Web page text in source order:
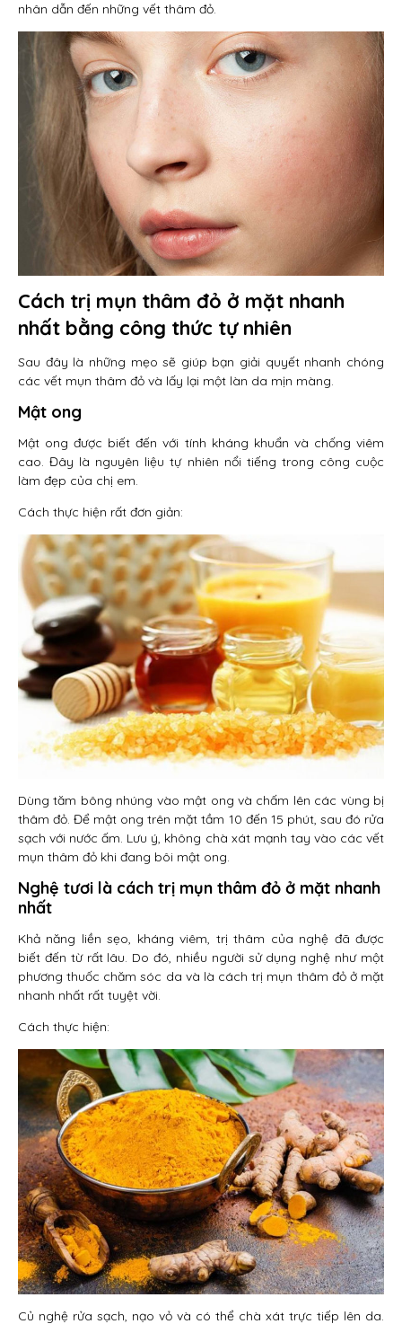
nhân dẫn đến những vết thâm đỏ.
Cách trị mụn thâm đỏ ở mặt nhanh
nhất bằng công thức tự nhiên
Sau đây là những mẹo sẽ giúp bạn giải quyết nhanh chóng
các vết mụn thâm đỏ và lấy lại một làn da mịn màng.
Mật ong
Mật ong được biết đến với tính kháng khuẩn và chống viêm
cao. Đây là nguyên liệu tự nhiên nổi tiếng trong công cuộc
làm đẹp của chị em.
Cách thực hiện rất đơn giản:
Dùng tăm bông nhúng vào mật ong và chấm lên các vùng bị
thâm đỏ. Để mật ong trên mặt tầm 10 đến 15 phút, sau đó rửa
sạch với nước ấm. Lưu ý, không chà xát mạnh tay vào các vết
mụn thâm đỏ khi đang bôi mật ong.
Nghệ tươi là cách trị mụn thâm đỏ ở mặt nhanh
nhất
Khả năng liền sẹo, kháng viêm, trị thâm của nghệ đã được
biết đến từ rất lâu. Do đó, nhiều người sử dụng nghệ như một
phương thuốc chăm sóc da và là cách trị mụn thâm đỏ ở mặt
nhanh nhất rất tuyệt vời.
Cách thực hiện:
Củ nghệ rửa sạch, nạo vỏ và có thể chà xát trực tiếp lên da.